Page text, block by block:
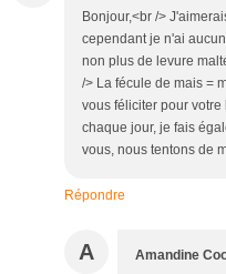
Bonjour,<br />
cependant je n'ai
non plus de levure
/> La fécule de mais =
vous féliciter pour
chaque jour, je fais
vous, nous tentons de
Répondre
A Amandine